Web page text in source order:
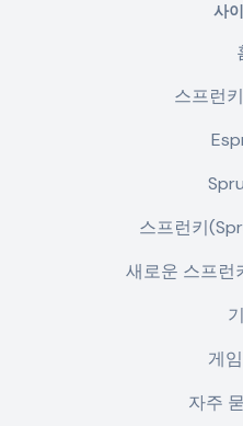
사
스프런
스프런키
새로운 스프런
게
자주